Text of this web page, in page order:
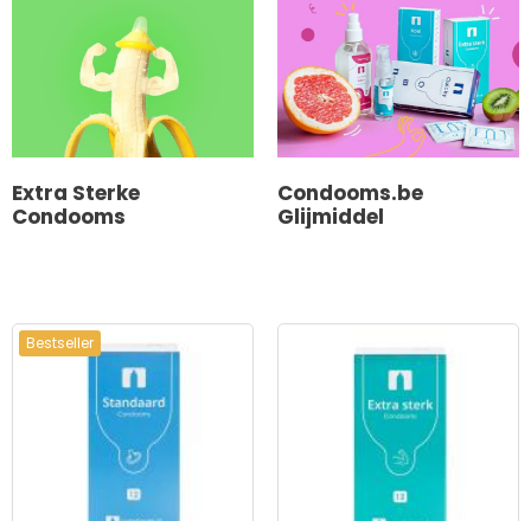
Extra Sterke
Condooms
Condooms.be
Glijmiddel
Bestseller